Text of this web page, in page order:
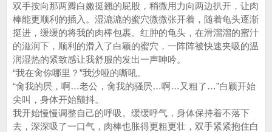
双手按向那两瓣白嫩挺翘的屁股，稍微用力向两边扒开，让肉
棒能更顺利的插入。湿漉漉的蜜穴微微张开着，随着龟头逐渐
挺进，缓缓的将我的肉棒包裹。红肿的龟头，在滑溜溜的蜜汁
的滋润下，顺利的滑入了白颖的蜜穴，一阵阵被快速夹吸的温
润湿热的紧致感让我舒服的发出一声呻吟。
“我在肏你哪里？”我沙哑的嘶吼。
“肏我的屄，啊…老公，肏我的骚屄…啊…又粗了…”白颖开始
尖叫，身体开始颤抖。
我开始慢慢调整自己的呼吸。缓缓呼气，身体保持着不落下
去，深深吸了一口气，肉棒也胀得更粗更壮，双手紧紧抱住白